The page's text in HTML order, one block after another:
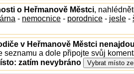
o Heřmanově Městci,
- nemocnice - porodnice - jesle -
v Heřmanově Městci
seznamu a dole připojte svůj
zatím nevybráno